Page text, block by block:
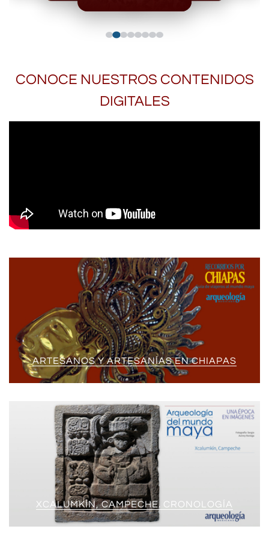
CONOCE NUESTROS CONTENIDOS
DIGITALES
ARTESANOS Y ARTESANÍAS EN CHIAPAS
XCALUMKÍN, CAMPECHE. CRONOLOGÍA